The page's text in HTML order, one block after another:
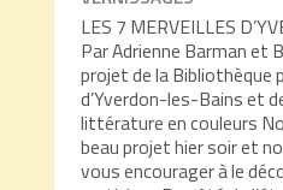
LES 7 MERVEILLES
Par Adrienne Barman et
projet de la Bibliothèque
d’Yverdon-les-Bains et
littérature en couleurs
beau projet hier soir et
vous encourager à le